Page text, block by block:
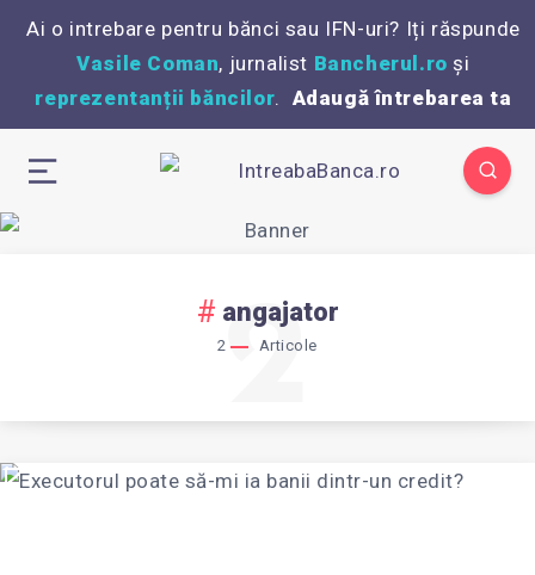
Ai o intrebare pentru bănci sau IFN-uri? Iți răspunde
Vasile Coman, jurnalist Bancherul.ro și
reprezentanții băncilor. Adaugă întrebarea ta
angajator
2 Articole
2